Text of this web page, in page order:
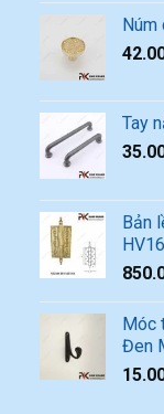
Núm
Tay
Bản
Móc
Đen